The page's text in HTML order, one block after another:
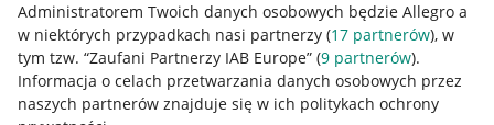
Administratorem Twoich danych osobowych będzie Allegro a
w niektórych przypadkach nasi partnerzy (17 partnerów), w
tym tzw. “Zaufani Partnerzy IAB Europe” (9 partnerów).
Informacja o celach przetwarzania danych osobowych przez
naszych partnerów znajduje się w ich politykach ochrony
Przydatne informacje